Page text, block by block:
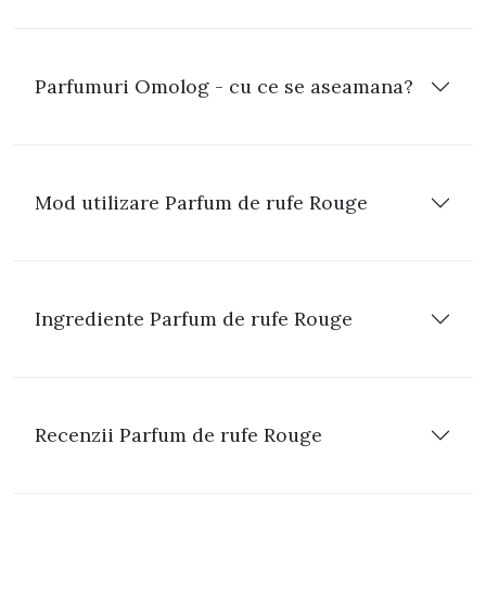
Parfumuri Omolog - cu ce se aseamana?
Mod utilizare Parfum de rufe Rouge
Ingrediente Parfum de rufe Rouge
Recenzii Parfum de rufe Rouge